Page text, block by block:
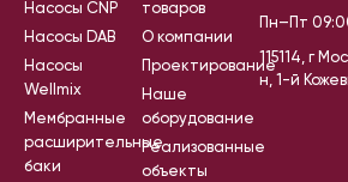
Насосы CNP
Насосы DAB
Насосы
Wellmix
Мембранные
расширительные
баки
товаров
О компании
Проектирование
Наше
оборудование
Реализованные
объекты
Пн–Пт
115114, г
н, 1-й